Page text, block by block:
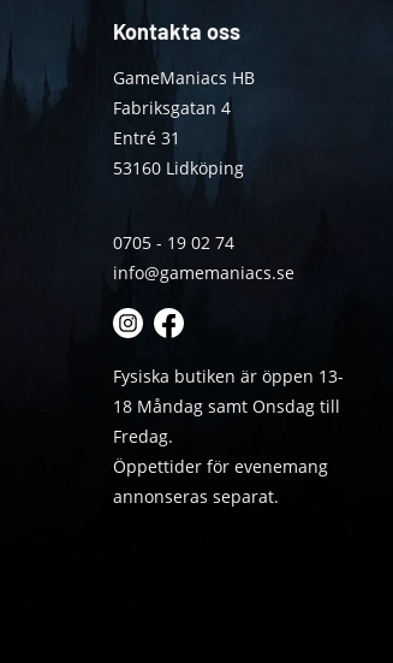
Kontakta oss
GameManiacs HB
Fabriksgatan 4
Entré 31
53160 Lidköping
0705 - 19 02 74
info@gamemaniacs.se
Fysiska butiken är öppen 13-
18 Måndag samt Onsdag till
Fredag.
Öppettider för evenemang
annonseras separat.